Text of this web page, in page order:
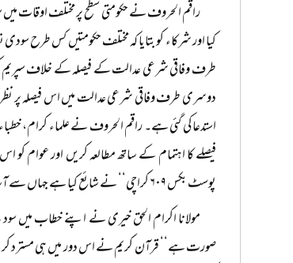
راقم الحروف نے حکومتی سطح پر مختلف اوقات
کیا اور شرکاء کو بتایا کہ مختلف حکومتیں کس طرح
طرف وفاقی شرعی عدالت کے فیصلہ کے خلاف
دوسری طرف وفاقی شرعی عدالت میں اس فیصلہ پر
استدعا کی گئی ہے۔ راقم الحروف نے علماء کرام،
فیصلے کا اہتمام کے ساتھ مطالعہ کریں اور عوام
پوسٹ بکس ۶۰۹ کراچی‘‘ نے شائع کیا ہے جہاں سے آسانی سے منگوایا جا سکتا ہے۔
مولانا اکرام الحق خیری نے اپنے خطاب میں
صورت ہے‘‘ قرآن کریم نے اس دور میں ہی مسترد کر